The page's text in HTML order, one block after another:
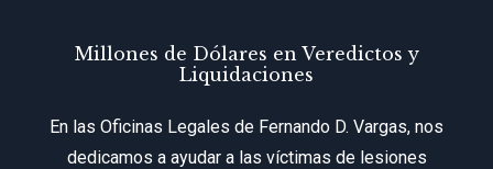
Millones de Dólares en Veredictos y
Liquidaciones
En las Oficinas Legales de Fernando D. Vargas, nos
dedicamos a ayudar a las víctimas de lesiones